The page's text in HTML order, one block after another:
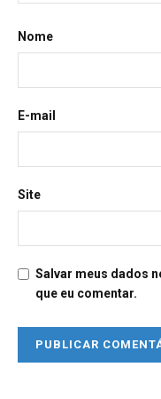
Nome
E-mail
Site
Salvar meus dados
que eu comentar.